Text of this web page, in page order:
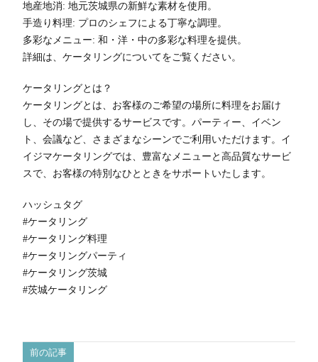
地産地消: 地元茨城県の新鮮な素材を使用。
手造り料理: プロのシェフによる丁寧な調理。
多彩なメニュー: 和・洋・中の多彩な料理を提供。
詳細は、ケータリングについてをご覧ください。
ケータリングとは？
ケータリングとは、お客様のご希望の場所に料理をお届け
し、その場で提供するサービスです。パーティー、イベン
ト、会議など、さまざまなシーンでご利用いただけます。イ
イジマケータリングでは、豊富なメニューと高品質なサービ
スで、お客様の特別なひとときをサポートいたします。
ハッシュタグ
#ケータリング
#ケータリング料理
#ケータリングパーティ
#ケータリング茨城
#茨城ケータリング
前の記事